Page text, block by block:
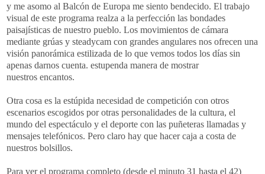
y me asomo al Balcón de Europa me siento bendecido. El trabajo
visual de este programa realza a la perfección las bondades
paisajísticas de nuestro pueblo. Los movimientos de cámara
mediante grúas y steadycam con grandes angulares nos ofrecen una
visión panorámica estilizada de lo que vemos todos los días sin
apenas darnos cuenta. estupenda manera de mostrar
nuestros encantos.
Otra cosa es la estúpida necesidad de competición con otros
escenarios escogidos por otras personalidades de la cultura, el
mundo del espectáculo y el deporte con las puñeteras llamadas y
mensajes telefónicos. Pero claro hay que hacer caja a costa de
nuestros bolsillos.
Para ver el programa completo (desde el minuto 31 hasta el 42)